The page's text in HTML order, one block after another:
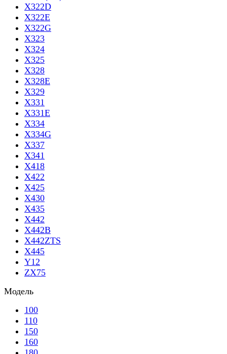
X322D
X322E
X322G
X323
X324
X325
X328
X328E
X329
X331
X331E
X334
X334G
X337
X341
X418
X422
X425
X430
X435
X442
X442B
X442ZTS
X445
Y12
ZX75
Модель
100
110
150
160